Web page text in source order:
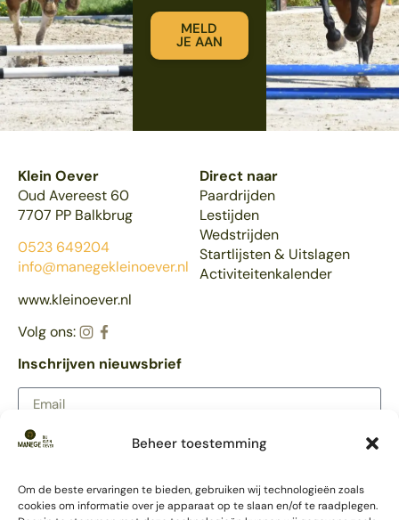
Beheer toestemming
Om de beste ervaringen te bieden, gebruiken wij technologieën zoals
cookies om informatie over je apparaat op te slaan en/of te raadplegen.
MELD
JE AAN
Klein Oever
Oud Avereest 60
7707 PP Balkbrug
0523 649204
info@manegekleinoever.nl
www.kleinoever.nl
Volg ons:
Direct naar
Paardrijden
Lestijden
Wedstrijden
Startlijsten & Uitslagen
Activiteitenkalender
Inschrijven nieuwsbrief
AANMELDEN
Partycentrum